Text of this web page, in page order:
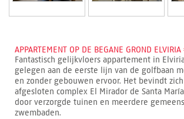
APPARTEMENT OP DE BEGANE GROND
Fantastisch gelijkvloers appartement in
gelegen aan de eerste lijn van de golfbaan
en zonder gebouwen ervoor. Het bevindt
afgesloten complex El Mirador de Santa
door verzorgde tuinen en meerdere
zwembaden.